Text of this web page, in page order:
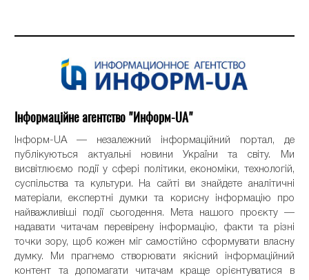
Інформаційне агентство "Информ-UA"
Інформ-UA — незалежний інформаційний портал, де
публікуються актуальні новини України та світу. Ми
висвітлюємо події у сфері політики, економіки, технологій,
суспільства та культури. На сайті ви знайдете аналітичні
матеріали, експертні думки та корисну інформацію про
найважливіші події сьогодення. Мета нашого проєкту —
надавати читачам перевірену інформацію, факти та різні
точки зору, щоб кожен міг самостійно сформувати власну
думку. Ми прагнемо створювати якісний інформаційний
контент та допомагати читачам краще орієнтуватися в